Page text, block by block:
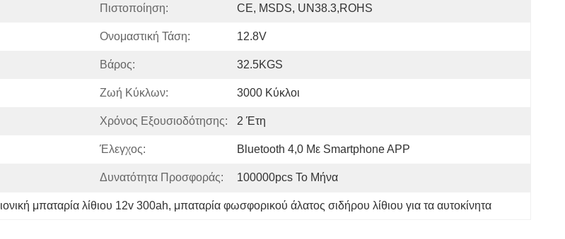
Πιστοποίηση: CE, MSDS, UN38.3,ROHS
Ονομαστική Τάση: 12.8V
Βάρος: 32.5KGS
Ζωή Κύκλων: 3000 Κύκλοι
Χρόνος Εξουσιοδότησης: 2 Έτη
Έλεγχος: Bluetooth 4,0 Με Smartphone APP
Δυνατότητα Προσφοράς: 100000pcs Το Μήνα
ιονική μπαταρία λίθιου 12v 300ah, μπαταρία φωσφορικού άλατος σιδήρου λίθιου για τα αυτοκίνητα